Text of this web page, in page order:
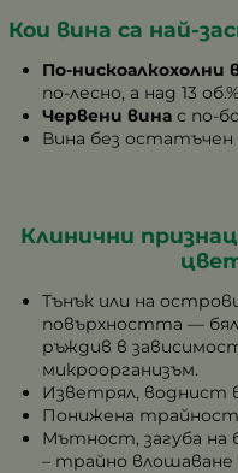
Кои вина са най-
По-нискоалкохолни
по-лесно, а над 13
Червени вина с по-
Вина без остатъчен
Клинични
Тънък или на
повърхността —
ръждив в
микроорганизъм.
Изветрял, воднист
Понижена
Мътност, загуба на
– трайно влошаване